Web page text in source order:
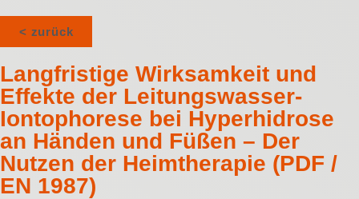
< zurück
Langfristige Wirksamkeit und
Effekte der Leitungswasser-
Iontophorese bei Hyperhidrose
an Händen und Füßen – Der
Nutzen der Heimtherapie (PDF /
EN 1987)